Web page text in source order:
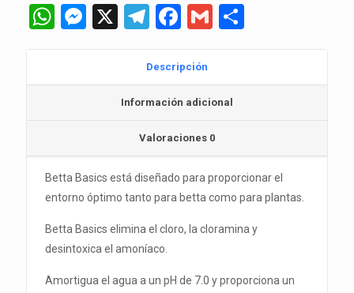
WhatsApp
Messenger
X Telegram
Facebook
Gmail
Descripción
Información adicional
Valoraciones 0
Betta Basics está diseñado para proporcionar el
entorno óptimo tanto para betta como para plantas.
Betta Basics elimina el cloro, la cloramina y
desintoxica el amoníaco.
Amortigua el agua a un pH de 7.0 y proporciona un